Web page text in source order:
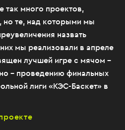
так много проектов,
но те, над которыми мы
назвать
мы реализовали в апреле
лучшей игре с мячом –
– проведению финальных
лиги «КЭС-Баскет» в